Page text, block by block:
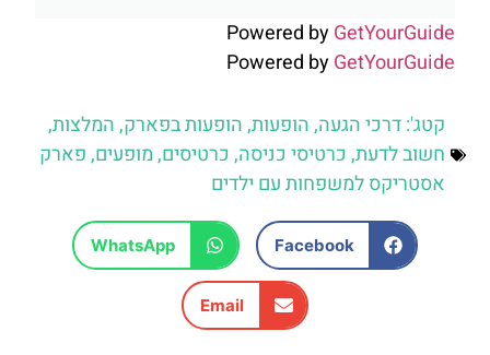
Powered byGetYourGuide
Powered byGetYourGuide
קטג':דרכי הגעה,הופעות,הופעות בפארק,המלצות,
חשוב לדעת, כרטיסי כניסה, כרטיסים,מופעים,פארק
אסטריקס למשפחות עם ילדים
Facebook
WhatsApp
Email